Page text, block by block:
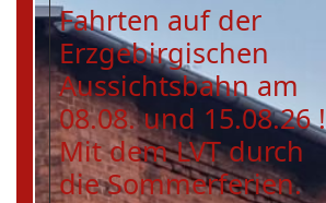
Fahrten auf der
Erzgebirgischen
Aussichtsbahn am
08.08. und 15.08.26 !
Mit dem LVT durch
die Sommerferien.